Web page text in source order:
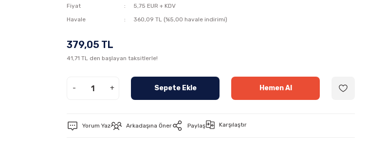
Fiyat
5,75 EUR + KDV
Havale
360,09 TL (%5,00 havale indirimi)
379,05 TL
41,71 TL den başlayan taksitlerle!
- + Sepete Ekle Hemen Al
Yorum Yaz Arkadaşına Öner Paylaş Karşılaştır